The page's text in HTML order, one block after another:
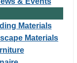
Materials
Materials